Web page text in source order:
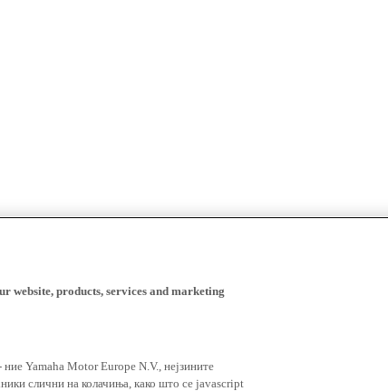
website, products, services and marketing
Yamaha Motor Europe N.V., нејзините
слични на колачиња, како што се javascript